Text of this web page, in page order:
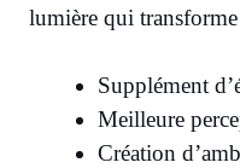
lumière qui transforme
Supplément
Meilleure
Création